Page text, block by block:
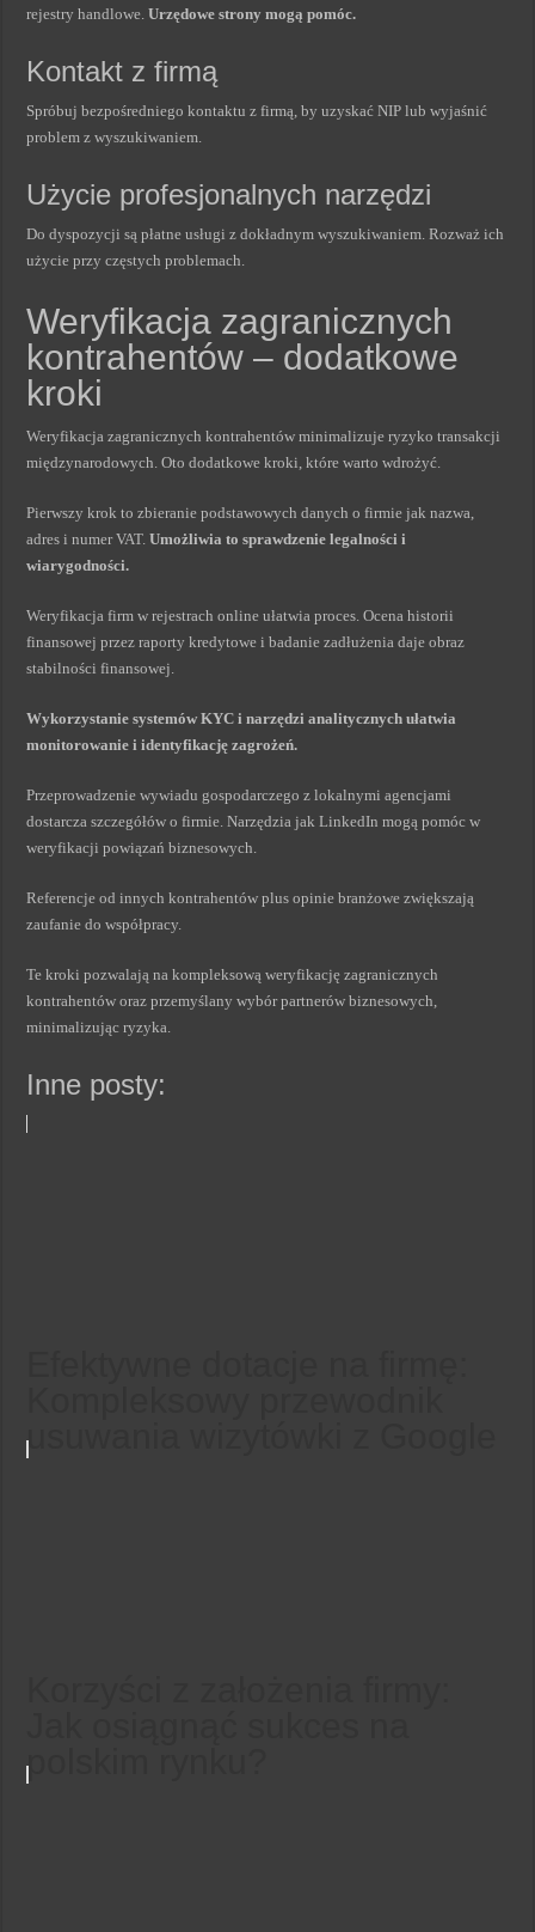
rejestry handlowe.Urzędowe strony mogą pomóc.
Kontakt z firmą
Spróbuj bezpośredniego kontaktu z firmą, by uzyskać NIP lub wyjaśnić
problem z wyszukiwaniem.
Użycie profesjonalnych narzędzi
Do dyspozycji są płatne usługi z dokładnym wyszukiwaniem. Rozważ ich
użycie przy częstych problemach.
Weryfikacja zagranicznych
kontrahentów – dodatkowe
kroki
Weryfikacja zagranicznych kontrahentów minimalizuje ryzyko transakcji
międzynarodowych. Oto dodatkowe kroki, które warto wdrożyć.
Pierwszy krok to zbieranie podstawowych danych o firmie jak nazwa,
adres i numer VAT.Umożliwia to sprawdzenie legalności i
wiarygodności.
Weryfikacja firm w rejestrach online ułatwia proces. Ocena historii
finansowej przez raporty kredytowe i badanie zadłużenia daje obraz
stabilności finansowej.
Wykorzystanie systemów KYC i narzędzi analitycznych ułatwia
monitorowanie i identyfikację zagrożeń.
Przeprowadzenie wywiadu gospodarczego z lokalnymi agencjami
dostarcza szczegółów o firmie. Narzędzia jak LinkedIn mogą pomóc w
weryfikacji powiązań biznesowych.
Referencje od innych kontrahentów plus opinie branżowe zwiększają
zaufanie do współpracy.
Te kroki pozwalają na kompleksową weryfikację zagranicznych
kontrahentów oraz przemyślany wybór partnerów biznesowych,
minimalizując ryzyka.
Inne posty:
usuwania wizytówki z Google
polskim rynku?